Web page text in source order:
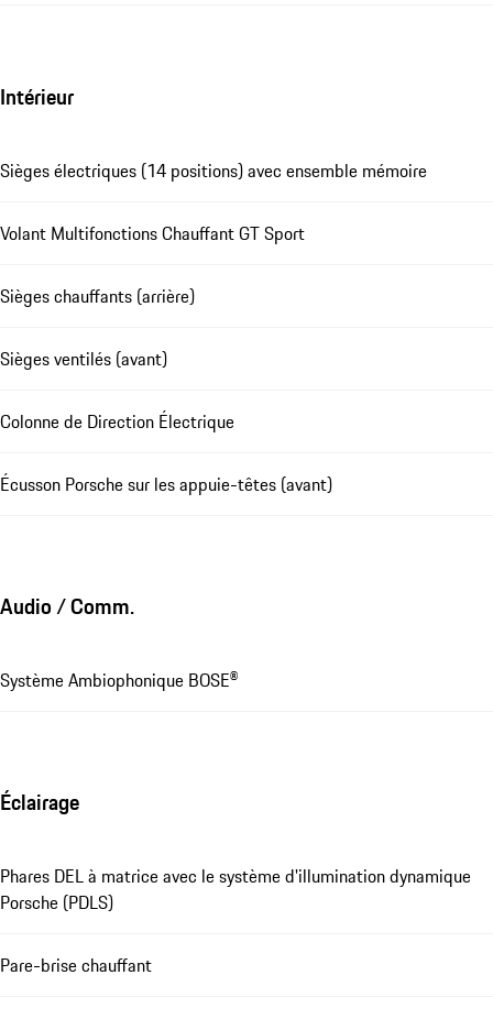
Intérieur
Sièges électriques (14 positions) avec ensemble mémoire
Volant Multifonctions Chauffant GT Sport
Sièges chauffants (arrière)
Sièges ventilés (avant)
Colonne de Direction Électrique
Écusson Porsche sur les appuie-têtes (avant)
Audio / Comm.
Système Ambiophonique BOSE®
Éclairage
Phares DEL à matrice avec le système d'illumination dynamique
Porsche (PDLS)
Pare-brise chauffant